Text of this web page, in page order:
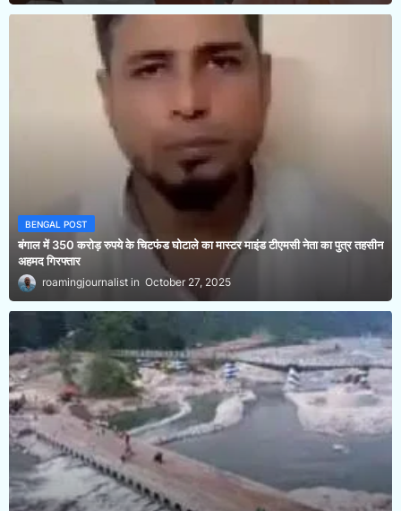
BENGAL POST
बंगाल में 350 करोड़ रुपये के चिटफंड घोटाले का मास्टर माइंड टीएमसी नेता का पुत्र तहसीन
अहमद गिरफ्तार
roamingjournalist October 27, 2025